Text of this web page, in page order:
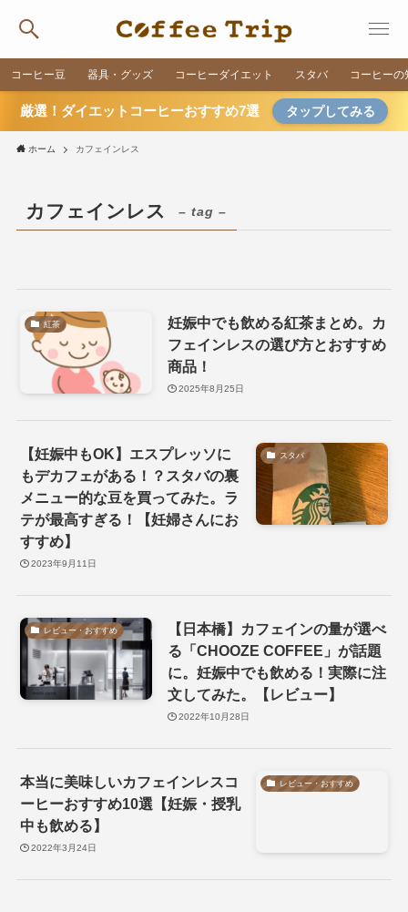
コーヒー豆 器具・グッズ コーヒーダイエット スタバ コーヒーの
厳選！ダイエットコーヒーおすすめ7選 タップしてみる
ホーム カフェインレス
カフェインレス – tag –
紅茶
妊娠中でも飲める紅茶まとめ。カ
フェインレスの選び方とおすすめ
商品！
2025年8月25日
スタバ
【妊娠中もOK】エスプレッソに
もデカフェがある！？スタバの裏
メニュー的な豆を買ってみた。ラ
テが最高すぎる！【妊婦さんにお
すすめ】
2023年9月11日
レビュー・おすすめ
【日本橋】カフェインの量が選べ
る「CHOOZE COFFEE」が話題
に。妊娠中でも飲める！実際に注
文してみた。【レビュー】
2022年10月28日
レビュー・おすすめ
本当に美味しいカフェインレスコ
ーヒーおすすめ10選【妊娠・授乳
中も飲める】
2022年3月24日